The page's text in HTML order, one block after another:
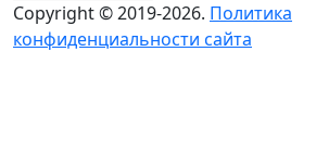
Copyright © 2019-2026. Политика
конфиденциальности сайта